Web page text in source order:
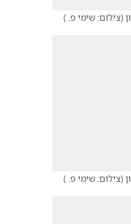
(צילום: שימי פ. )
(צילום: שימי פ. )